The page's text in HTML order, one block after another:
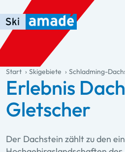
Zum Haupt-Inhalt springen
Springe zur Tabelle
Zur Haupt-Navigation springen
general.table-of-content
Start Skigebiete Schladming-
Erlebnis
Gletscher
Der Dachstein zählt zu den